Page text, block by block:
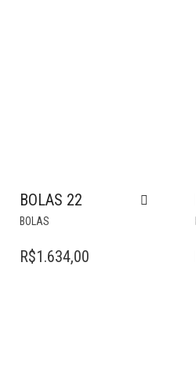
BOLAS 22
BOLAS
R$1.634,00